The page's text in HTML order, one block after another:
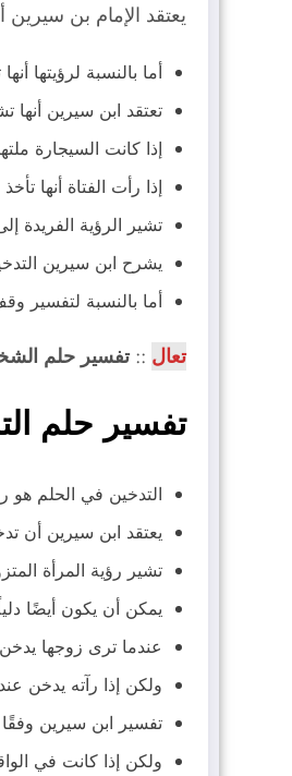
يعتقد الإمام بن
أما بالنسبة لرؤيتها
تعتقد ابن سيرين
إذا كانت السيجارة
إذا رأت الفتاة أنها
تشير الرؤية الفريدة
يشرح ابن سيرين
أما بالنسبة لتفسير
تعال ::تفسير حلم
تفسير حلم
التدخين في الحلم هو
يعتقد ابن سيرين أن
تشير رؤية المرأة
يمكن أن يكون أيضًا
عندما ترى زوجها
ولكن إذا رآته يدخن
تفسير ابن سيرين وفقًا
ولكن إذا كانت في